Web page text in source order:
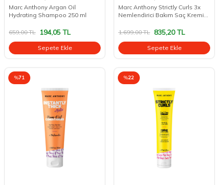
Marc Anthony Argan Oil
Hydrating Shampoo 250 ml
659,00TL 194,05 TL
Sepete Ekle
Marc Anthony Strictly Curls 3x
Nemlendirici Bakım Saç Kremi
1.699,00TL 835,20TL
Sepete Ekle
%71 %22